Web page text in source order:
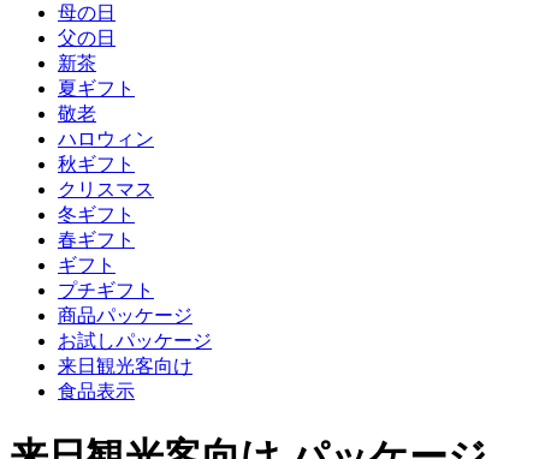
母の日
父の日
新茶
夏ギフト
敬老
ハロウィン
秋ギフト
クリスマス
冬ギフト
春ギフト
ギフト
プチギフト
商品パッケージ
お試しパッケージ
来日観光客向け
食品表示